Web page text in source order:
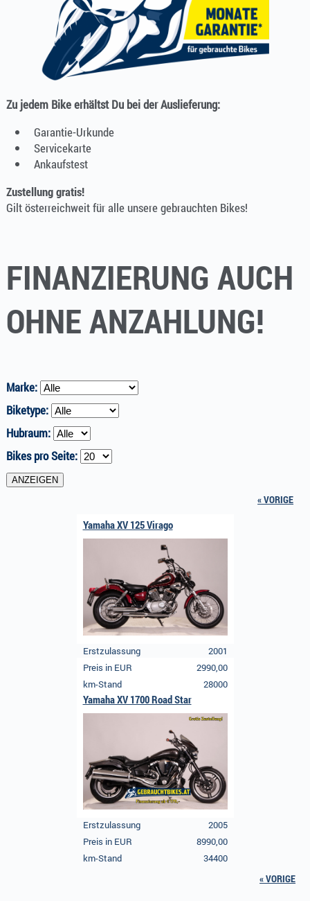
Zu jedem Bike erhältst Du bei der Auslieferung:
Garantie-Urkunde
Servicekarte
Ankaufstest
Zustellung gratis!
Gilt österreichweit für alle unsere gebrauchten Bikes!
FINANZIERUNG AUCH
OHNE ANZAHLUNG!
Marke:
Biketype:
Hubraum:
Bikes pro Seite:
« VORIGE
Yamaha XV 125 Virago
Erstzulassung
2001
Preis in EUR
2990,00
km-Stand
28000
Yamaha XV 1700 Road Star
Erstzulassung
2005
Preis in EUR
8990,00
km-Stand
34400
« VORIGE